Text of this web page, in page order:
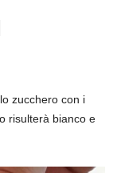
zucchero con i
risulterà bianco e